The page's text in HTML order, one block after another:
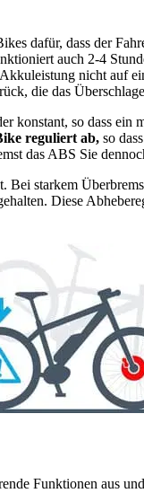
dafür, dass der
auch 2-4
nicht auf
die das
konstant, so dass
reguliert ab, so
das ABS Sie
Bei starkem
Diese
Funktionen aus